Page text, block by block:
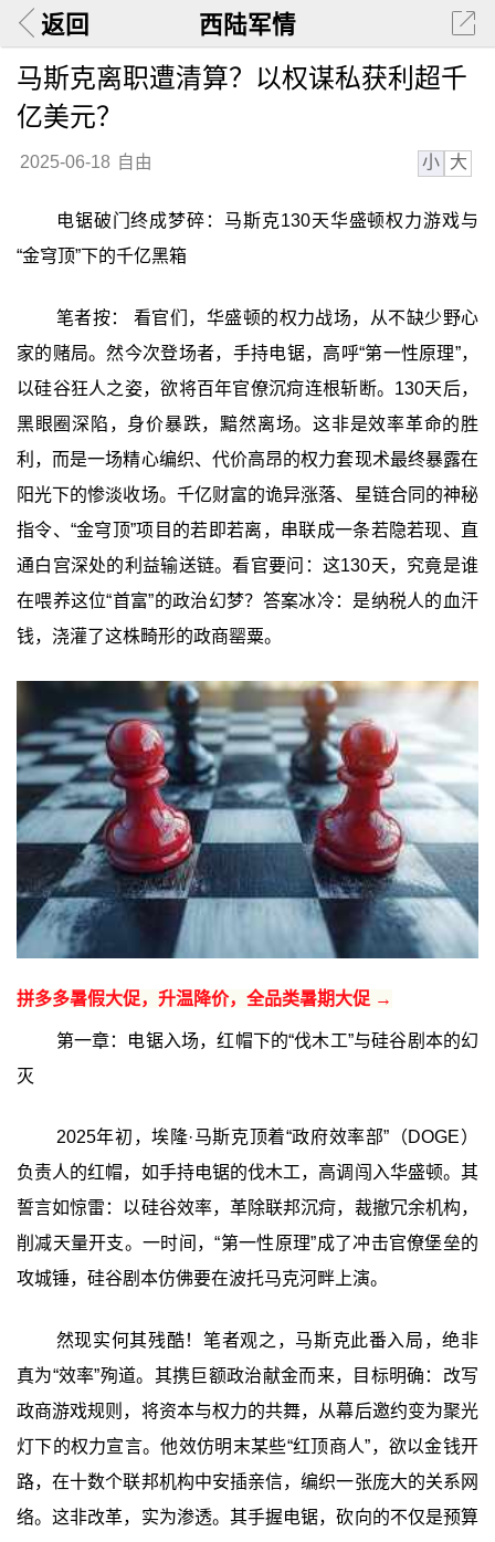
返回 西陆军情
马斯克离职遭清算？以权谋私获利超千
亿美元？
2025-06-18 自由 小 大
电锯破门终成梦碎：马斯克130天华盛顿权力游戏与
“金穹顶”下的千亿黑箱
笔者按： 看官们，华盛顿的权力战场，从不缺少野心
家的赌局。然今次登场者，手持电锯，高呼“第一性原理”，
以硅谷狂人之姿，欲将百年官僚沉疴连根斩断。130天后，
黑眼圈深陷，身价暴跌，黯然离场。这非是效率革命的胜
利，而是一场精心编织、代价高昂的权力套现术最终暴露在
阳光下的惨淡收场。千亿财富的诡异涨落、星链合同的神秘
指令、“金穹顶”项目的若即若离，串联成一条若隐若现、直
通白宫深处的利益输送链。看官要问：这130天，究竟是谁
在喂养这位“首富”的政治幻梦？答案冰冷：是纳税人的血汗
钱，浇灌了这株畸形的政商罂粟。
拼多多暑假大促，升温降价，全品类暑期大促 →
第一章：电锯入场，红帽下的“伐木工”与硅谷剧本的幻
灭
2025年初，埃隆·马斯克顶着“政府效率部”（DOGE）
负责人的红帽，如手持电锯的伐木工，高调闯入华盛顿。其
誓言如惊雷：以硅谷效率，革除联邦沉疴，裁撤冗余机构，
削减天量开支。一时间，“第一性原理”成了冲击官僚堡垒的
攻城锤，硅谷剧本仿佛要在波托马克河畔上演。
然现实何其残酷！笔者观之，马斯克此番入局，绝非
真为“效率”殉道。其携巨额政治献金而来，目标明确：改写
政商游戏规则，将资本与权力的共舞，从幕后邀约变为聚光
灯下的权力宣言。他效仿明末某些“红顶商人”，欲以金钱开
路，在十数个联邦机构中安插亲信，编织一张庞大的关系网
络。这非改革，实为渗透。其手握电锯，砍向的不仅是预算